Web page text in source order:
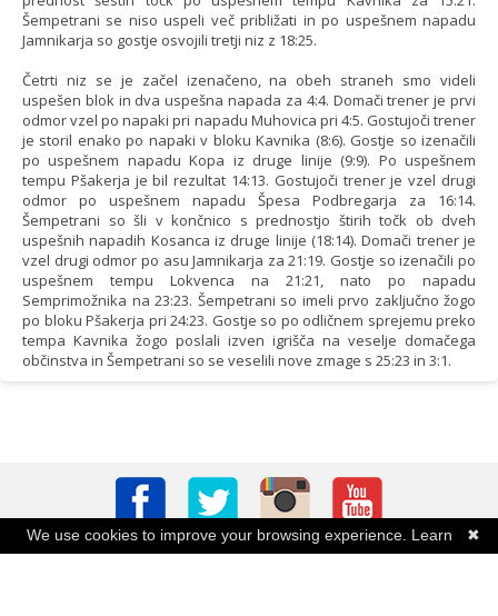
Šempetrani se niso uspeli več približati in po uspešnem napadu
Jamnikarja so gostje osvojili tretji niz z 18:25.
Četrti niz se je začel izenačeno, na obeh straneh smo videli
uspešen blok in dva uspešna napada za 4:4. Domači trener je prvi
odmor vzel po napaki pri napadu Muhovica pri 4:5. Gostujoči trener
je storil enako po napaki v bloku Kavnika (8:6). Gostje so izenačili
po uspešnem napadu Kopa iz druge linije (9:9). Po uspešnem
tempu Pšakerja je bil rezultat 14:13. Gostujoči trener je vzel drugi
odmor po uspešnem napadu Špesa Podbregarja za 16:14.
Šempetrani so šli v končnico s prednostjo štirih točk ob dveh
uspešnih napadih Kosanca iz druge linije (18:14). Domači trener je
vzel drugi odmor po asu Jamnikarja za 21:19. Gostje so izenačili po
uspešnem tempu Lokvenca na 21:21, nato po napadu
Semprimožnika na 23:23. Šempetrani so imeli prvo zaključno žogo
po bloku Pšakerja pri 24:23. Gostje so po odličnem sprejemu preko
tempa Kavnika žogo poslali izven igrišča na veselje domačega
občinstva in Šempetrani so se veselili nove zmage s 25:23 in 3:1.
✖
We use cookies to improve your browsing experience. Learn
more